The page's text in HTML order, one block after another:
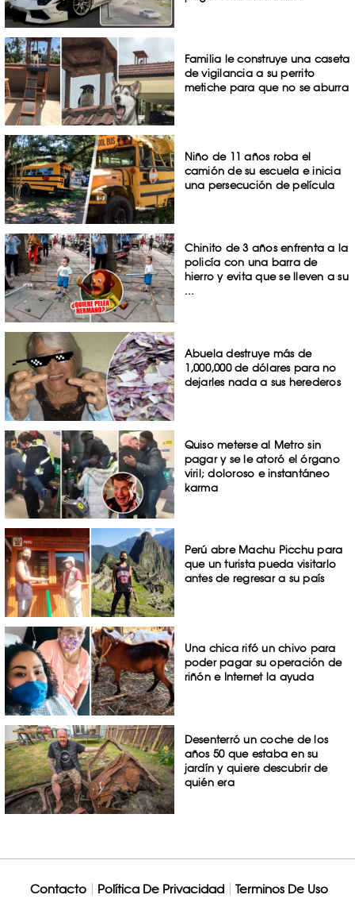
Familia le construye una caseta
de vigilancia a su perrito
metiche para que no se aburra
Niño de 11 años roba el
camión de su escuela e inicia
una persecución de película
Chinito de 3 años enfrenta a la
policía con una barra de
hierro y evita que se lleven a su
...
Abuela destruye más de
1,000,000 de dólares para no
dejarles nada a sus herederos
Quiso meterse al Metro sin
pagar y se le atoró el órgano
viril; doloroso e instantáneo
karma
Perú abre Machu Picchu para
que un turista pueda visitarlo
antes de regresar a su país
Una chica rifó un chivo para
poder pagar su operación de
riñón e Internet la ayuda
Desenterró un coche de los
años 50 que estaba en su
jardín y quiere descubrir de
quién era
Contacto Política De Privacidad Terminos De Uso